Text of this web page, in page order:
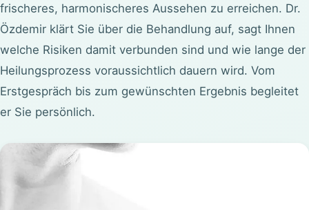
frischeres, harmonischeres Aussehen zu erreichen. Dr.
Özdemir klärt Sie über die Behandlung auf, sagt Ihnen
welche Risiken damit verbunden sind und wie lange der
Heilungsprozess voraussichtlich dauern wird. Vom
Erstgespräch bis zum gewünschten Ergebnis begleitet
er Sie persönlich.